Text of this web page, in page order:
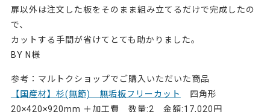
扉以外は注文した板をそのまま組み立てるだけで完成したの
で、
カットする手間が省けてとても助かりました。
BY N様
参考：マルトクショップでご購入いただいた商品
【国産材】杉(無節) 無垢板フリーカット
四角形
20×420×920mm ＋加工費 数量:2 金額:17,020円